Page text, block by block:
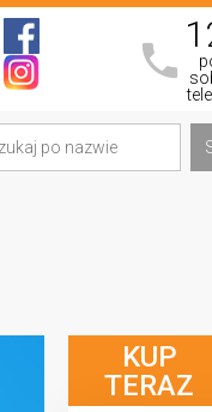
KUP
TERAZ